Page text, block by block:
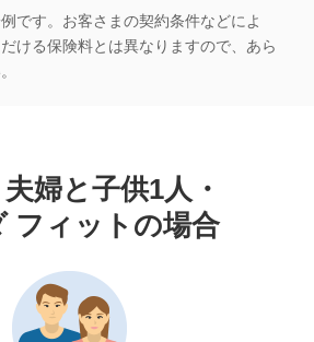
です。お客さまの契約条件などによ
ける保険料とは異なりますので、あら
婦と子供1人・
フィットの場合